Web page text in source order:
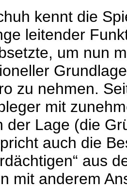
kennt die
leitender
um nun
zu nehmen.
mit
der Lage (die
auch die
aus
mit anderem